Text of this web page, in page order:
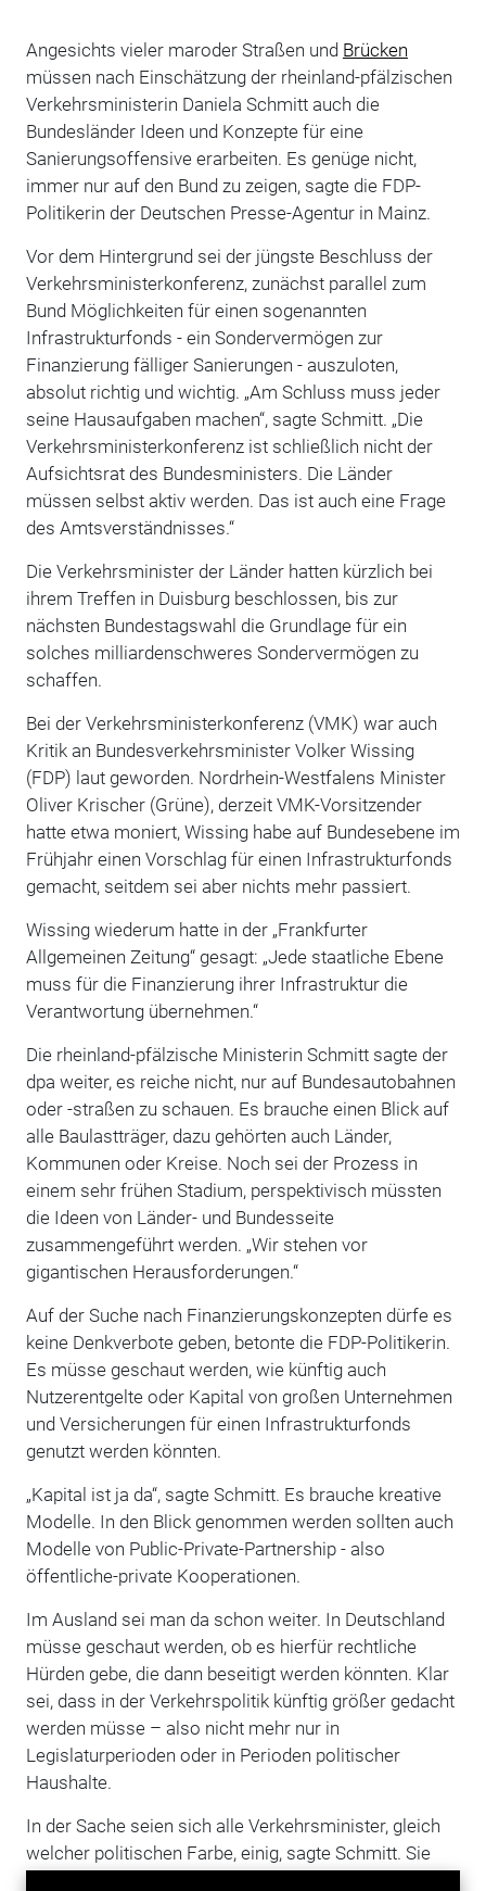
Angesichts vieler maroder Straßen und Brücken
müssen nach Einschätzung der rheinland-pfälzischen
Verkehrsministerin Daniela Schmitt auch die
Bundesländer Ideen und Konzepte für eine
Sanierungsoffensive erarbeiten. Es genüge nicht,
immer nur auf den Bund zu zeigen, sagte die FDP-
Politikerin der Deutschen Presse-Agentur in Mainz.
Vor dem Hintergrund sei der jüngste Beschluss der
Verkehrsministerkonferenz, zunächst parallel zum
Bund Möglichkeiten für einen sogenannten
Infrastrukturfonds - ein Sondervermögen zur
Finanzierung fälliger Sanierungen - auszuloten,
absolut richtig und wichtig. „Am Schluss muss jeder
seine Hausaufgaben machen“, sagte Schmitt. „Die
Verkehrsministerkonferenz ist schließlich nicht der
Aufsichtsrat des Bundesministers. Die Länder
müssen selbst aktiv werden. Das ist auch eine Frage
des Amtsverständnisses.“
Die Verkehrsminister der Länder hatten kürzlich bei
ihrem Treffen in Duisburg beschlossen, bis zur
nächsten Bundestagswahl die Grundlage für ein
solches milliardenschweres Sondervermögen zu
schaffen.
Bei der Verkehrsministerkonferenz (VMK) war auch
Kritik an Bundesverkehrsminister Volker Wissing
(FDP) laut geworden. Nordrhein-Westfalens Minister
Oliver Krischer (Grüne), derzeit VMK-Vorsitzender
hatte etwa moniert, Wissing habe auf Bundesebene im
Frühjahr einen Vorschlag für einen Infrastrukturfonds
gemacht, seitdem sei aber nichts mehr passiert.
Wissing wiederum hatte in der „Frankfurter
Allgemeinen Zeitung“ gesagt: „Jede staatliche Ebene
muss für die Finanzierung ihrer Infrastruktur die
Verantwortung übernehmen.“
Die rheinland-pfälzische Ministerin Schmitt sagte der
dpa weiter, es reiche nicht, nur auf Bundesautobahnen
oder -straßen zu schauen. Es brauche einen Blick auf
alle Baulastträger, dazu gehörten auch Länder,
Kommunen oder Kreise. Noch sei der Prozess in
einem sehr frühen Stadium, perspektivisch müssten
die Ideen von Länder- und Bundesseite
zusammengeführt werden. „Wir stehen vor
gigantischen Herausforderungen.“
Auf der Suche nach Finanzierungskonzepten dürfe es
keine Denkverbote geben, betonte die FDP-Politikerin.
Es müsse geschaut werden, wie künftig auch
Nutzerentgelte oder Kapital von großen Unternehmen
und Versicherungen für einen Infrastrukturfonds
genutzt werden könnten.
„Kapital ist ja da“, sagte Schmitt. Es brauche kreative
Modelle. In den Blick genommen werden sollten auch
Modelle von Public-Private-Partnership - also
öffentliche-private Kooperationen.
Im Ausland sei man da schon weiter. In Deutschland
müsse geschaut werden, ob es hierfür rechtliche
Hürden gebe, die dann beseitigt werden könnten. Klar
sei, dass in der Verkehrspolitik künftig größer gedacht
werden müsse – also nicht mehr nur in
Legislaturperioden oder in Perioden politischer
Haushalte.
In der Sache seien sich alle Verkehrsminister, gleich
welcher politischen Farbe, einig, sagte Schmitt. Sie